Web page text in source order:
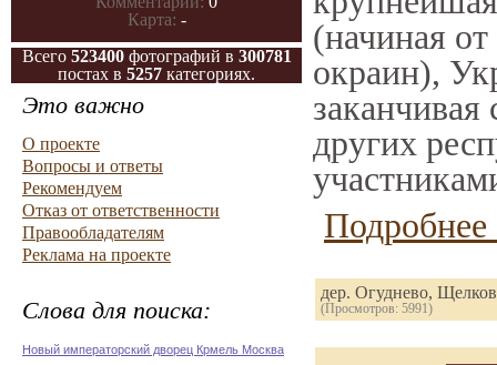
Карта: -
Всего 523400фотографий в 300781
постах в 5257 категориях.
Это важно
О проекте
Вопросы и ответы
Рекомендуем
Отказ от ответственности
Правообладателям
Реклама на проекте
Слова для поиска:
Новый императорский дворец Крмель Москва
(начиная от
окраин),
других
Подробнее
дер. Огуднево,
(Просмотров: 5991)